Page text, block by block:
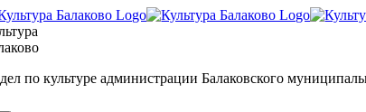
Skip
to
content
по культуре администрации Балаковского